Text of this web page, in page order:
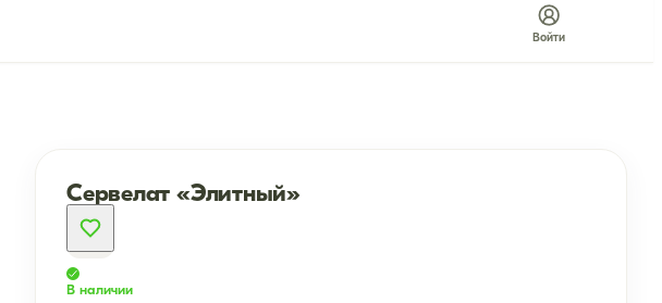
Войти
Сервелат «Элитный»
В наличии